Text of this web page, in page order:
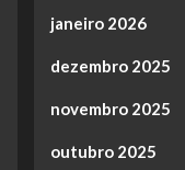
janeiro 2026
dezembro 2025
novembro 2025
outubro 2025